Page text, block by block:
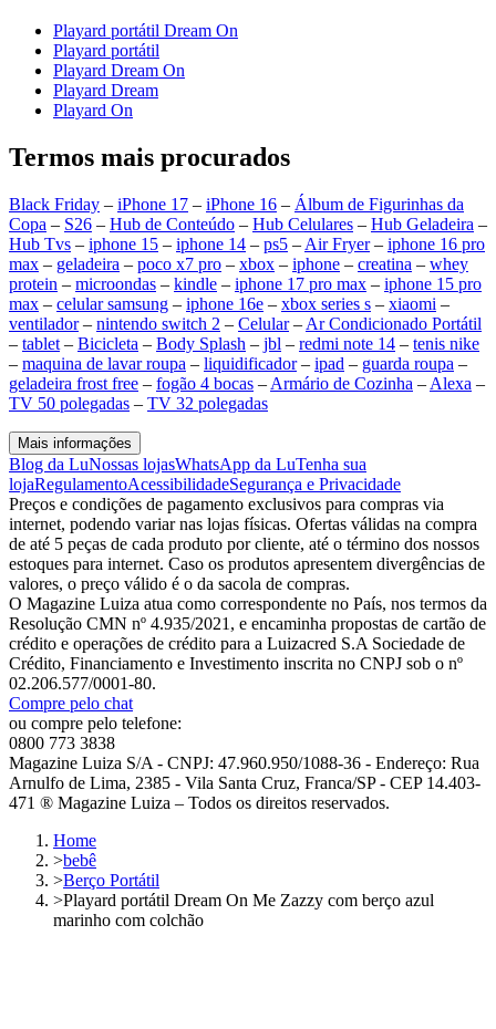
Playard portátil Dream On
Playard portátil
Playard Dream On
Playard Dream
Playard On
Termos mais procurados
Black Friday – iPhone 17 – iPhone 16 – Álbum de Figurinhas da
Copa – S26 – Hub de Conteúdo – Hub Celulares – Hub Geladeira –
Hub Tvs – iphone 15 – iphone 14 – ps5 – Air Fryer– iphone 16 pro
max – geladeira – poco x7 pro – xbox – iphone – creatina – whey
protein – microondas – kindle – iphone 17 pro max – iphone 15 pro
max – celular samsung – iphone 16e – xbox series s – xiaomi –
ventilador– nintendo switch 2 – Celular– Ar Condicionado Portátil
– tablet – Bicicleta – Body Splash – jbl – redmi note 14 – tenis nike
– maquina de lavar roupa – liquidificador– ipad – guarda roupa –
geladeira frost free – fogão 4 bocas – Armário de Cozinha – Alexa –
TV 50 polegadas – TV 32 polegadas
Mais informações
Blog da LuNossas lojasWhatsApp da LuTenha sua
lojaRegulamentoAcessibilidadeSegurança e Privacidade
Preços e condições de pagamento exclusivos para compras via
internet, podendo variar nas lojas físicas. Ofertas válidas na compra
de até 5 peças de cada produto por cliente, até o término dos nossos
estoques para internet. Caso os produtos apresentem divergências de
valores, o preço válido é o da sacola de compras.
O Magazine Luiza atua como correspondente no País, nos termos da
Resolução CMN nº 4.935/2021, e encaminha propostas de cartão de
crédito e operações de crédito para a Luizacred S.A Sociedade de
Crédito, Financiamento e Investimento inscrita no CNPJ sob o nº
02.206.577/0001-80.
Compre pelo chat
ou compre pelo telefone:
0800 773 3838
Magazine Luiza S/A - CNPJ: 47.960.950/1088-36 - Endereço: Rua
Arnulfo de Lima, 2385 - Vila Santa Cruz, Franca/SP - CEP 14.403-
471 ® Magazine Luiza – Todos os direitos reservados.
Home
>bebê
>Berço Portátil
>Playard portátil Dream On Me Zazzy com berço azul
marinho com colchão